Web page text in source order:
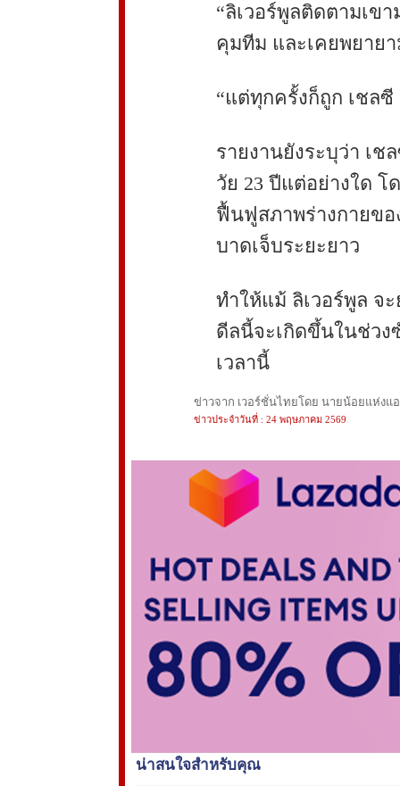
“ลิเวอร์พูลติดตามเข
คุมทีม และเคยพยาย
“แต่ทุกครั้งก็ถูก เชลซี
รายงานยังระบุว่า เ
วัย 23 ปีแต่อย่างใด
ฟื้นฟูสภาพร่างกายขอ
บาดเจ็บระยะยาว
ทำให้แม้ ลิเวอร์พูล จ
ดีลนี้จะเกิดขึ้นในช่วง
เวลานี้
ข่าวจาก เวอร์ชั่นไทยโดย นายน้อยแห่งแ
ข่าวประจำวันที่ : 24 พฤษภาคม 2569